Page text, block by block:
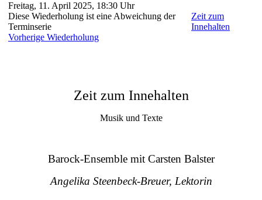
Freitag, 11. April 2025, 18:30 Uhr
Diese Wiederholung ist eine Abweichung der
Terminserie
Vorherige Wiederholung
Zeit zum
Innehalten
Zeit zum Innehalten
Musik und Texte
Barock-Ensemble mit Carsten Balster
Angelika Steenbeck-Breuer, Lektorin